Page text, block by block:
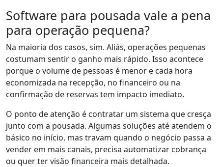
Software para pousada vale a pena
para operação pequena?
Na maioria dos casos, sim. Aliás, operações pequenas
costumam sentir o ganho mais rápido. Isso acontece
porque o volume de pessoas é menor e cada hora
economizada na recepção, no financeiro ou na
confirmação de reservas tem impacto imediato.
O ponto de atenção é contratar um sistema que cresça
junto com a pousada. Algumas soluções até atendem o
básico no início, mas travam quando o negócio passa a
vender em mais canais, precisa automatizar cobrança
ou quer ter visão financeira mais detalhada.